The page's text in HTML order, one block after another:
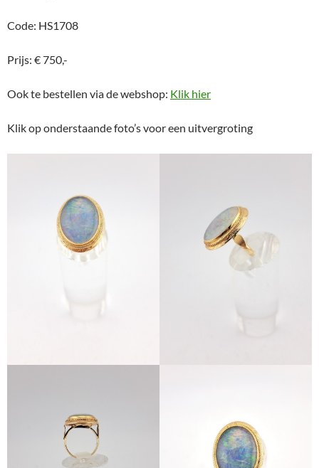
Code: HS1708
Prijs: € 750,-
Ook te bestellen via de webshop: Klik hier
Klik op onderstaande foto’s voor een uitvergroting